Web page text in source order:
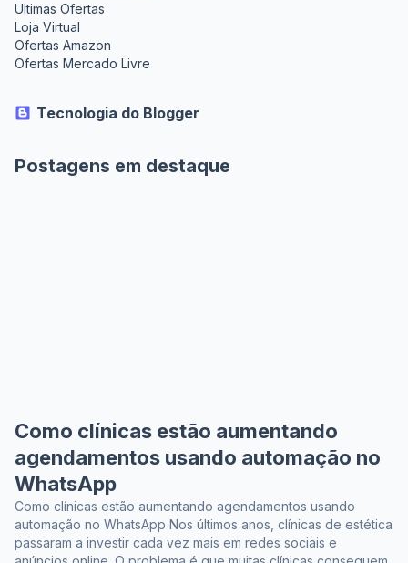
Ultimas Ofertas
Loja Virtual
Ofertas Amazon
Ofertas Mercado Livre
Tecnologia do Blogger
Postagens em destaque
Como clínicas estão aumentando
agendamentos usando automação no
WhatsApp
Como clínicas estão aumentando agendamentos usando
automação no WhatsApp Nos últimos anos, clínicas de estética
passaram a investir cada vez mais em redes sociais e